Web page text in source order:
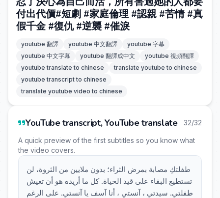
付出代價#短劇 #家庭倫理 #認親 #苦情 #真
假千金 #復仇 #逆襲 #催淚
youtube 翻譯 youtube 中文翻譯
youtube 字幕
youtube 中文字幕
youtube 翻譯成中文
youtube 視頻翻譯
youtube translate to chinese
translate youtube to chinese
youtube transcript to chinese
translate youtube video to chinese
YouTube transcript, YouTube translate 32/32
A quick preview of the first subtitles so you know what
the video covers.
طفلتكِ مصابة بمرض الثراء؛ بدون ملايين من الثروة، لن
تستطيع البقاء على قيد الحياة. كل ما أريده هو أن تعيش
طفلتي. سيدتي ، آنستي ، أنا آسف يا آنستي. على الرغم